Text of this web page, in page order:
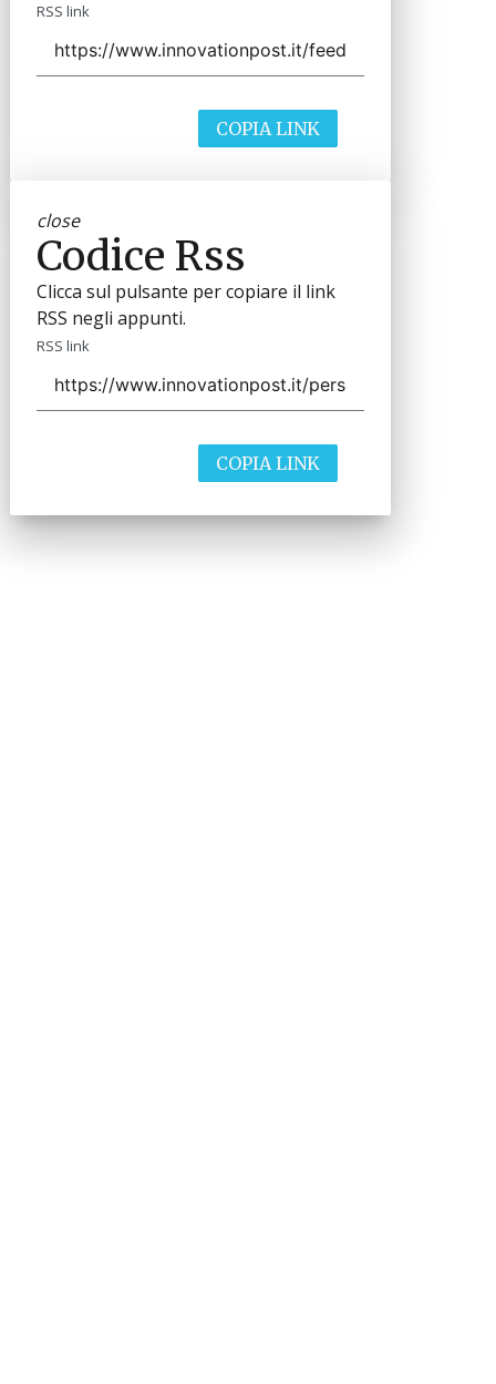
RSS link
COPIA LINK
close
Codice Rss
Clicca sul pulsante per copiare il link
RSS negli appunti.
RSS link
COPIA LINK